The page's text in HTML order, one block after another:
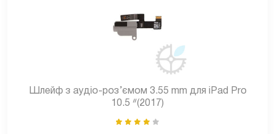
Шлейф з аудіо-роз’ємом 3.55 mm для iPad Pro
10.5 ᐥ(2017)